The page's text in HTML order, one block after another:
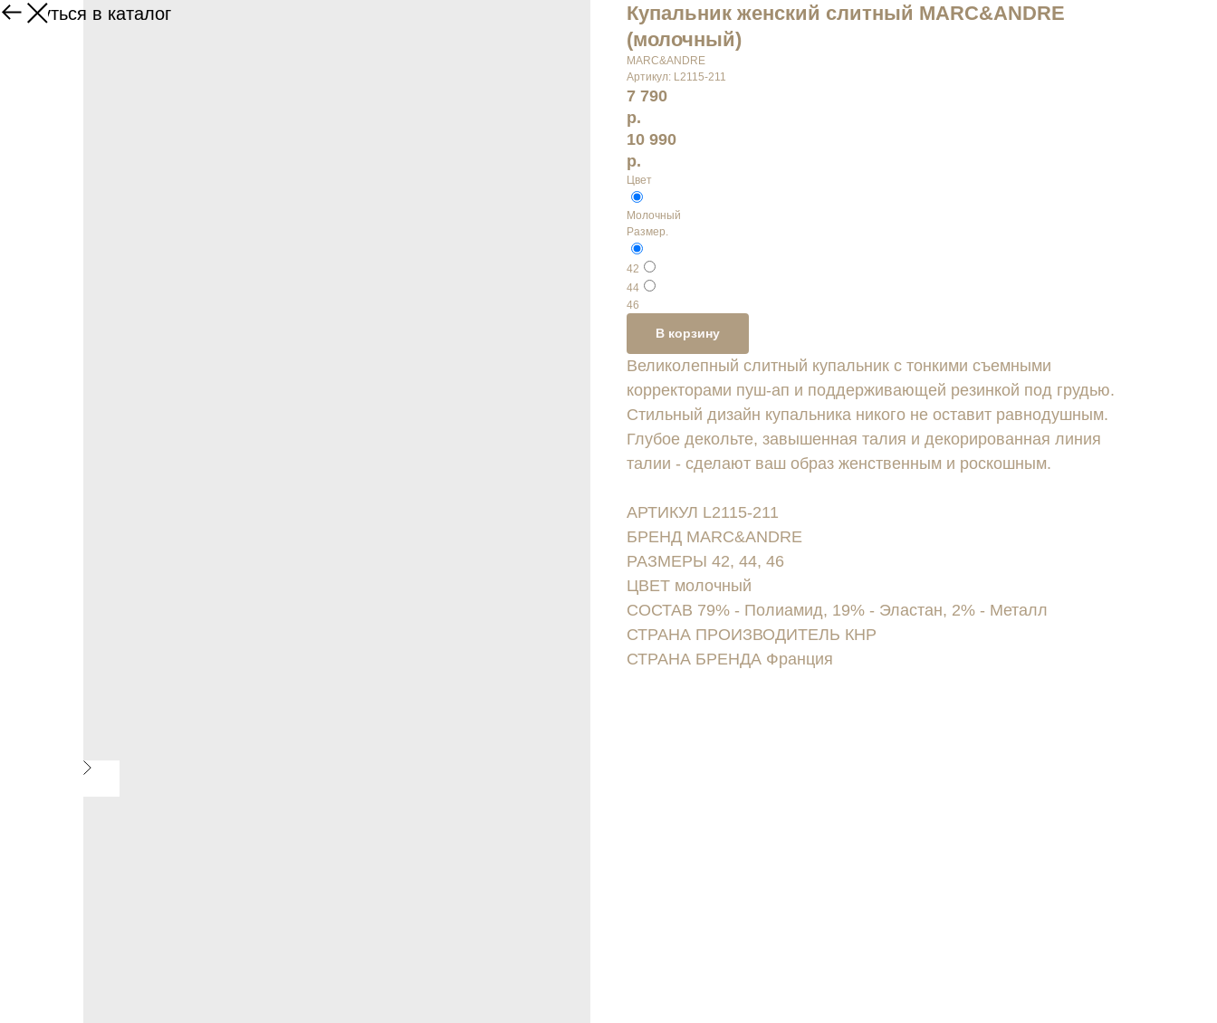
Вернуться в каталог
Купальник женский слитный MARC&ANDRE
(молочный)
MARC&ANDRE
Артикул: L2115-211
7 790
р.
10 990
р.
Цвет
Молочный
Размер.
42
44
46
В корзину
Великолепный слитный купальник с тонкими съемными
корректорами пуш-ап и поддерживающей резинкой под грудью.
Стильный дизайн купальника никого не оставит равнодушным.
Глубое декольте, завышенная талия и декорированная линия
талии - сделают ваш образ женственным и роскошным.
АРТИКУЛ L2115-211
БРЕНД MARC&ANDRE
РАЗМЕРЫ 42, 44, 46
ЦВЕТ молочный
СОСТАВ 79% - Полиамид, 19% - Эластан, 2% - Металл
СТРАНА ПРОИЗВОДИТЕЛЬ КНР
СТРАНА БРЕНДА Франция